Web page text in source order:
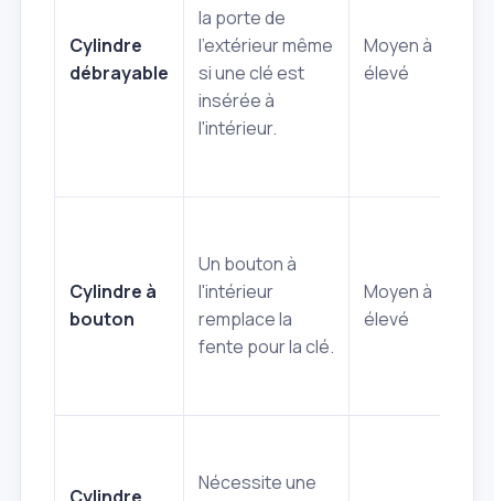
Cylindre
débrayable
la porte de
l'extérieur même
si une clé est
insérée à
l'intérieur.
Moyen à
élevé
Cylindre à
bouton
Un bouton à
l'intérieur
remplace la
fente pour la clé.
Moyen à
élevé
Nécessite une